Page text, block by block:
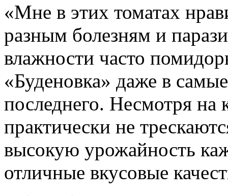
«Мне в этих томатах
разным болезням и
влажности часто
«Буденовка» даже в
последнего. Несмотря
практически не
высокую урожайность
отличные вкусовые